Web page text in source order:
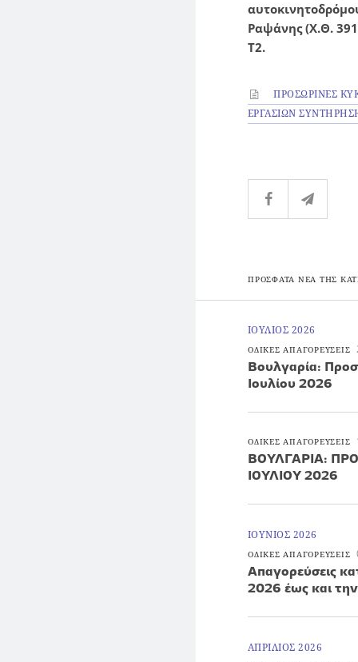
Ραψάνης (Χ.Θ.
Τ2.
ΠΡΟΣΩΡΙΝΕΣ
ΕΡΓΑΣΙΩΝ
ΠΡΟΣΦΑΤΑ ΝΕΑ ΤΗΣ
ΙΟΥΛΙΟΣ 2026
ΟΔΙΚΕΣ ΑΠΑΓΟΡΕΥΣΕΙΣ
Βουλγαρία:
Ιουλίου 2026
ΟΔΙΚΕΣ ΑΠΑΓΟΡΕΥΣΕΙΣ
ΒΟΥΛΓΑΡΙΑ:
ΙΟΥΛΙΟΥ 2026
ΙΟΥΝΙΟΣ 2026
ΟΔΙΚΕΣ ΑΠΑΓΟΡΕΥΣΕΙΣ
Απαγορεύσεις
2026 έως και
ΑΠΡΙΛΙΟΣ 2026